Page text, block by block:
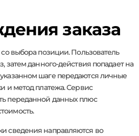
заказа
со выбора позиции. Пользователь
затем данного-действия попадает на
шаге передаются личные
и метод платежа. Сервис
переданной данных плюс
сведения направляются во